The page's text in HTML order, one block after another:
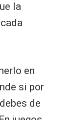
la
en
si por
de